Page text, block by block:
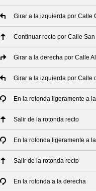
Girar a la izquierda por Calle
Continuar recto por Calle
Girar a la derecha por Calle
Girar a la izquierda por Calle
En la rotonda ligeramente a
Salir de la rotonda recto
En la rotonda ligeramente a
Salir de la rotonda recto
En la rotonda a la derecha